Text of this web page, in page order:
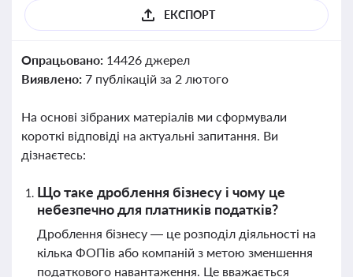
ЕКСПОРТ
Опрацьовано: 14426 джерел
Виявлено: 7 публікацій за 2 лютого
На основі зібраних матеріалів ми сформували
короткі відповіді на актуальні запитання. Ви
дізнаєтесь:
Що таке дроблення бізнесу і чому це
небезпечно для платників податків?
Дроблення бізнесу — це розподіл діяльності на
кілька ФОПів або компаній з метою зменшення
податкового навантаження. Це вважається